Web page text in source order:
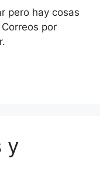
pero hay cosas
por
y